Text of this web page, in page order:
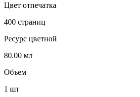
Цвет отпечатка
400 страниц
Ресурс цветной
80.00 мл
Объем
1 шт